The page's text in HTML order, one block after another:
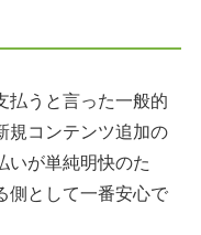
払うと言った一般的
規コンテンツ追加の
いが単純明快のた
側として一番安心で